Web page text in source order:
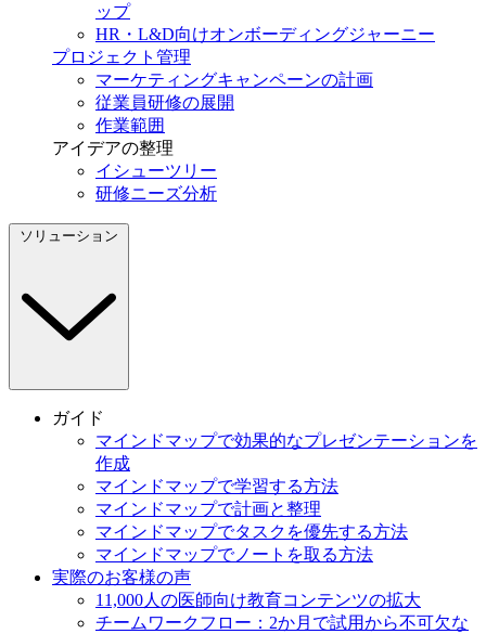
ップ
HR・L&D向けオンボーディングジャーニー
プロジェクト管理
マーケティングキャンペーンの計画
従業員研修の展開
作業範囲
アイデアの整理
イシューツリー
研修ニーズ分析
ソリューション
ガイド
マインドマップで効果的なプレゼンテーションを
作成
マインドマップで学習する方法
マインドマップで計画と整理
マインドマップでタスクを優先する方法
マインドマップでノートを取る方法
実際のお客様の声
11,000人の医師向け教育コンテンツの拡大
チームワークフロー：2か月で試用から不可欠な